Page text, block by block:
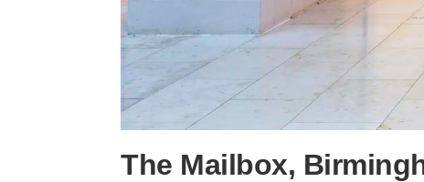
The Mailbox,